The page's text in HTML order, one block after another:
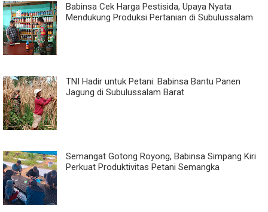
Babinsa Cek Harga Pestisida, Upaya Nyata
Mendukung Produksi Pertanian di Subulussalam
TNI Hadir untuk Petani: Babinsa Bantu Panen
Jagung di Subulussalam Barat
Semangat Gotong Royong, Babinsa Simpang Kiri
Perkuat Produktivitas Petani Semangka